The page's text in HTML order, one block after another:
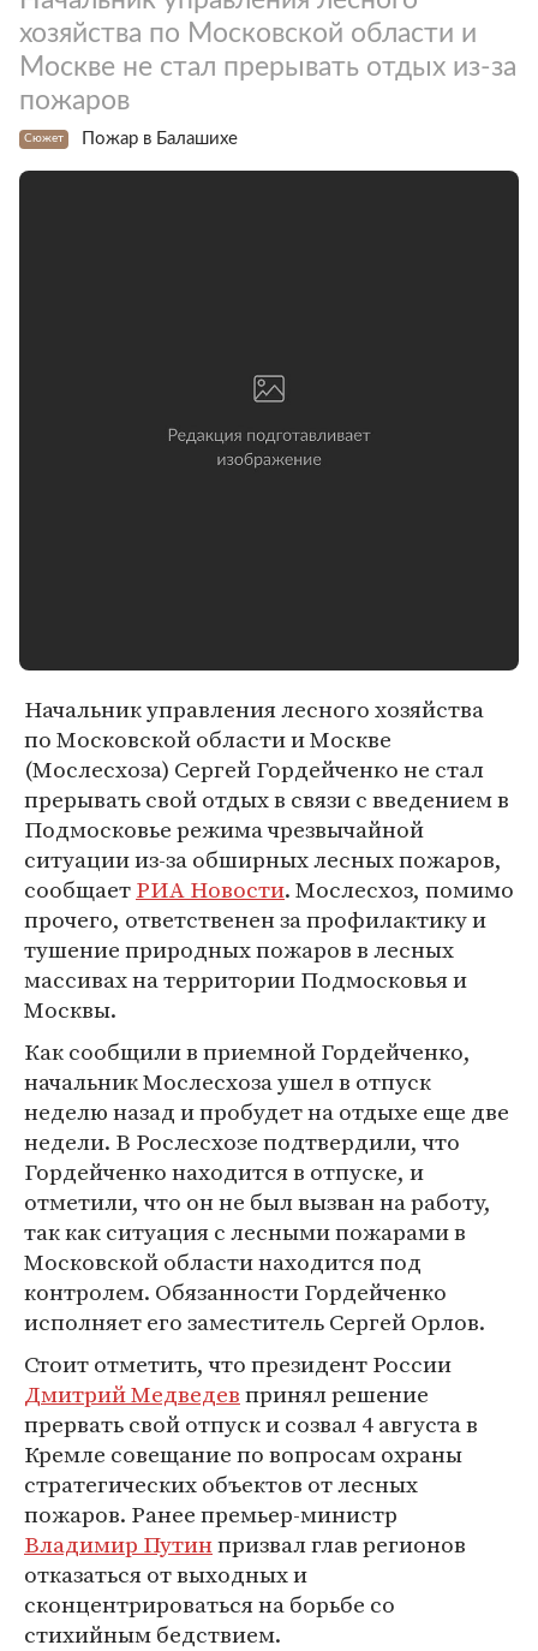
хозяйства по Московской области и
Москве не стал прерывать отдых из-за
пожаров
Сюжет Пожар в Балашихе
Начальник управления лесного хозяйства
по Московской области и Москве
(Мослесхоза) Сергей Гордейченко не стал
прерывать свой отдых в связи с введением в
Подмосковье режима чрезвычайной
ситуации из-за обширных лесных пожаров,
сообщаетРИА Новости. Мослесхоз, помимо
прочего, ответственен за профилактику и
тушение природных пожаров в лесных
массивах на территории Подмосковья и
Москвы.
Как сообщили в приемной Гордейченко,
начальник Мослесхоза ушел в отпуск
неделю назад и пробудет на отдыхе еще две
недели. В Рослесхозе подтвердили, что
Гордейченко находится в отпуске, и
отметили, что он не был вызван на работу,
так как ситуация с лесными пожарами в
Московской области находится под
контролем. Обязанности Гордейченко
исполняет его заместитель Сергей Орлов.
Стоит отметить, что президент России
Дмитрий Медведевпринял решение
прервать свой отпуск и созвал 4 августа в
Кремле совещание по вопросам охраны
стратегических объектов от лесных
пожаров. Ранее премьер-министр
Владимир Путинпризвал глав регионов
отказаться от выходных и
сконцентрироваться на борьбе со
стихийным бедствием.